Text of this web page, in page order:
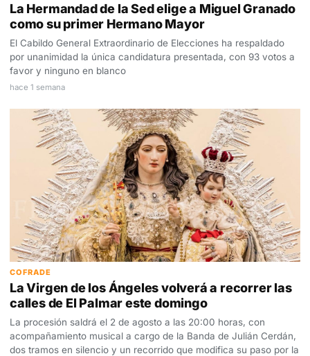
La Hermandad de la Sed elige a Miguel Granado
como su primer Hermano Mayor
El Cabildo General Extraordinario de Elecciones ha respaldado
por unanimidad la única candidatura presentada, con 93 votos a
favor y ninguno en blanco
hace 1 semana
COFRADE
La Virgen de los Ángeles volverá a recorrer las
calles de El Palmar este domingo
La procesión saldrá el 2 de agosto a las 20:00 horas, con
acompañamiento musical a cargo de la Banda de Julián Cerdán,
dos tramos en silencio y un recorrido que modifica su paso por la